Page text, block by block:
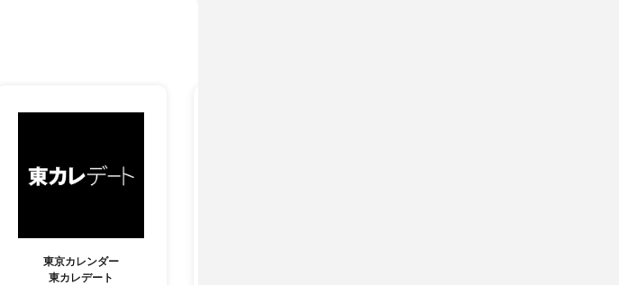
東京カレンダー
東カレデート